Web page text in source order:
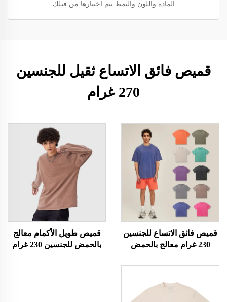
المادة واللون والنمط يتم اختيارها من قبلك
قميص فائق الاتساع ثقيل للجنسين
270 غرام
قميص فائق الاتساع للجنسين
230 غرام معالج بالحمض
قميص طويل الأكمام معالج
بالحمض للجنسين 230 غرام